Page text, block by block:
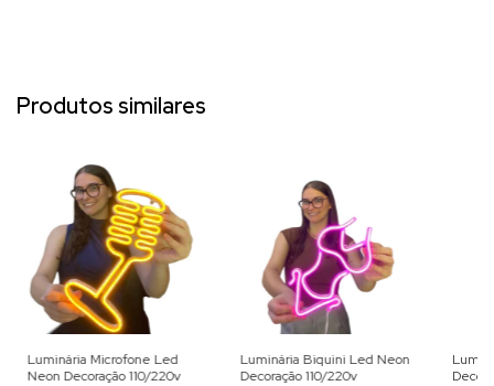
Produtos similares
Luminária Microfone Led
Neon Decoração 110/220v
Luminária Biquini Led Neon
Decoração 110/220v